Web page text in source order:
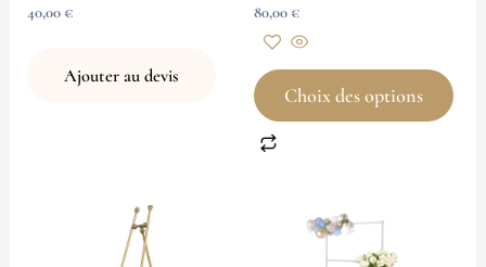
40,00€
Ajouter au devis
80,00€
Choix des options
sur
page